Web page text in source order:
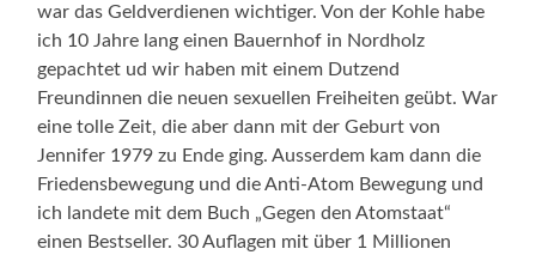
war das Geldverdienen wichtiger. Von der Kohle habe
ich 10 Jahre lang einen Bauernhof in Nordholz
gepachtet ud wir haben mit einem Dutzend
Freundinnen die neuen sexuellen Freiheiten geübt. War
eine tolle Zeit, die aber dann mit der Geburt von
Jennifer 1979 zu Ende ging. Ausserdem kam dann die
Friedensbewegung und die Anti-Atom Bewegung und
ich landete mit dem Buch „Gegen den Atomstaat“
einen Bestseller. 30 Auflagen mit über 1 Millionen